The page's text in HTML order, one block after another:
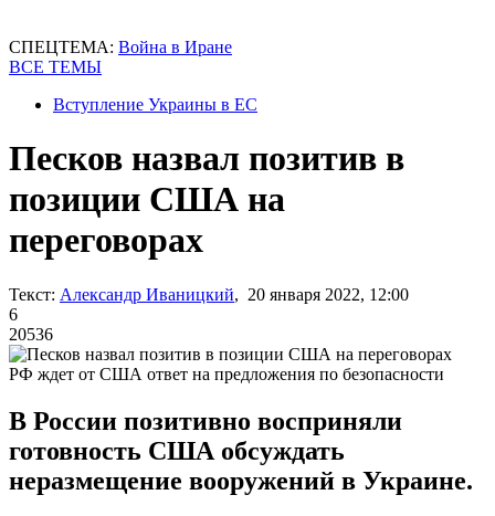
СПЕЦТЕМА: Война в Иране
ВСЕ ТЕМЫ
Вступление Украины в ЕС
Песков назвал позитив в
позиции США на
переговорах
Текст: Александр Иваницкий, 20 января 2022, 12:00
6
20536
РФ ждет от США ответ на предложения по безопасности
В России позитивно восприняли
готовность США обсуждать
неразмещение вооружений в Украине.